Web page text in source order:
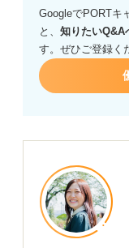
GoogleでPORTキ
と、 知りたいQ&A
す。ぜひご登録く